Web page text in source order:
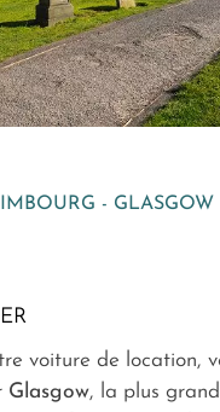
- GLASGOW
voiture de location,
Glasgow, la plus